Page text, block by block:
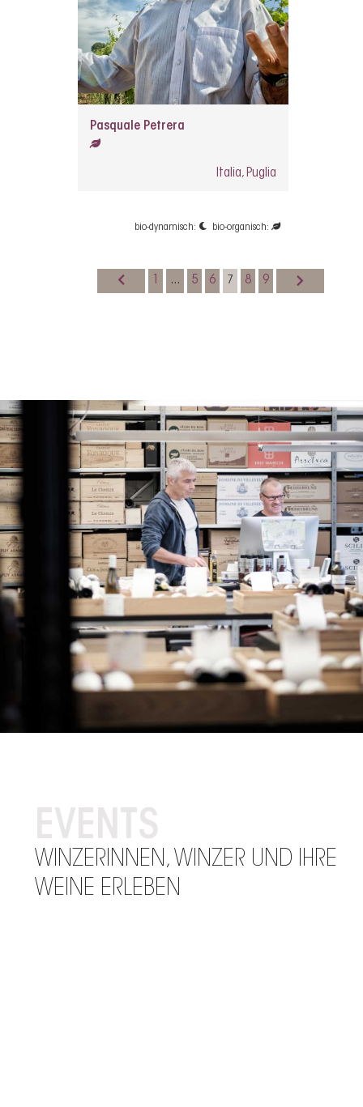
Pasquale Petrera
Italia, Puglia
bio-dynamisch: bio-organisch:
... 5 6 7 8 9
EVENTS
WINZERINNEN, WINZER UND IHRE
WEINE ERLEBEN